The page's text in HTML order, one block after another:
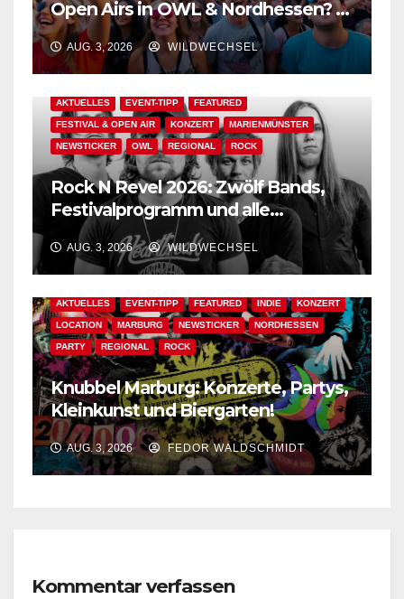
Open Airs in OWL & Nordhessen? –
Der Ww-Festival-Planer!
AUG. 3, 2026 WILDWECHSEL
AKTUELLES EVENT-TIPP FEATURED
FESTIVAL & OPEN AIR KONZERT MARIENMÜNSTER
NEWSTICKER OWL REGIONAL ROCK
Rock N Revel 2026: Zwölf Bands,
Festivalprogramm und alle
wichtigen Informationen!
AUG. 3, 2026 WILDWECHSEL
AKTUELLES EVENT-TIPP FEATURED INDIE KONZERT
LOCATION MARBURG NEWSTICKER NORDHESSEN
PARTY REGIONAL ROCK
Knubbel Marburg: Konzerte, Partys,
Kleinkunst und Biergarten!
AUG. 3, 2026 FEDOR WALDSCHMIDT
Kommentar verfassen